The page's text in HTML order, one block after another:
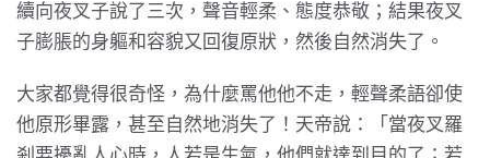
續向夜叉子說了三次，聲音輕柔、態度恭敬；結果夜叉
子膨脹的身軀和容貌又回復原狀，然後自然消失了。
大家都覺得很奇怪，為什麼罵他他不走，輕聲柔語卻使
他原形畢露，甚至自然地消失了！天帝說：「當夜叉羅